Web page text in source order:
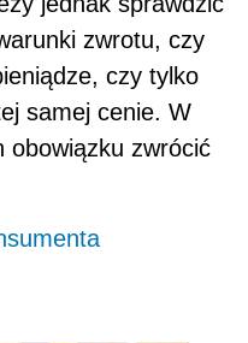
zwrotu, czy
czy tylko
samej cenie. W
obowiązku zwrócić